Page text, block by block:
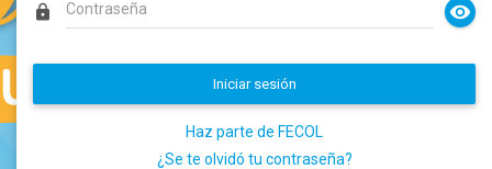
lock visibility
Iniciar sesión
Haz parte de FECOL
¿Se te olvidó tu contraseña?